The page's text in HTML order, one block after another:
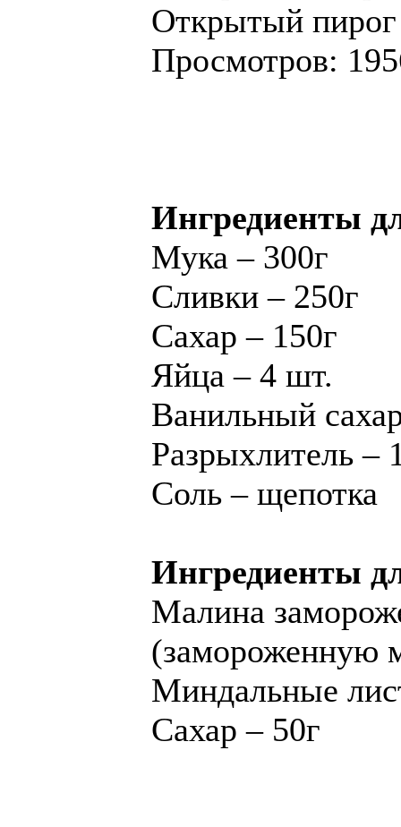
Открытый
Просмотров:
Ингредиенты
Мука – 300г
Сливки – 250г
Сахар – 150г
Яйца – 4 шт.
Ванильный
Разрыхлитель –
Соль – щепотка
Ингредиенты
Малина
(замороженную
Миндальные
Сахар – 50г